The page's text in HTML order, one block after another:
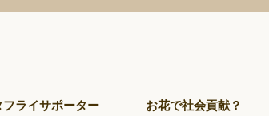
フライサポーター お花で社会貢献？